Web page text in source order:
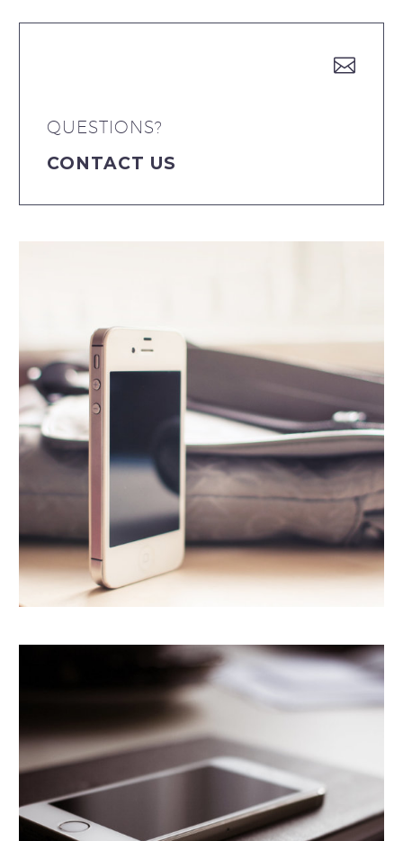


QUESTIONS?
CONTACT US